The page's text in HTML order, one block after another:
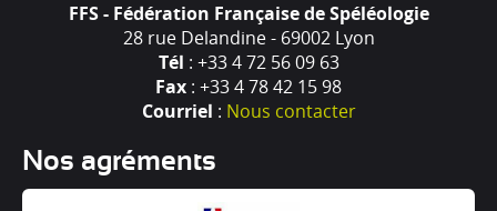
FFS - Fédération Française de Spéléologie
28 rue Delandine - 69002 Lyon
Tél : +33 4 72 56 09 63
Fax : +33 4 78 42 15 98
Courriel : Nous contacter
Nos agréments